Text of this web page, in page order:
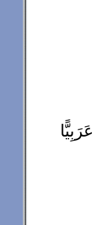
عَرَبِيًّا